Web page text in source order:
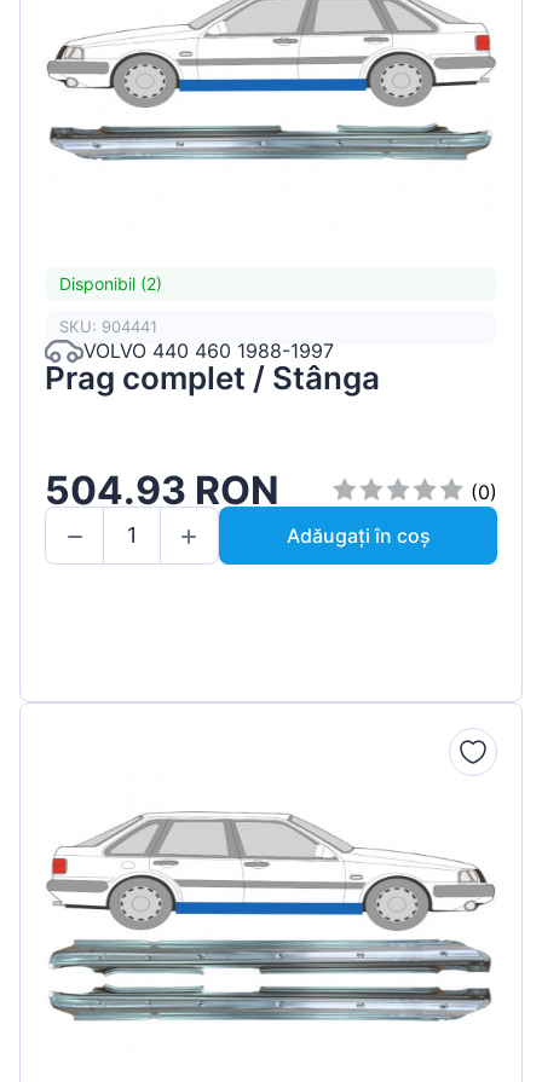
Disponibil (2)
SKU: 904441
VOLVO 440 460 1988-1997
Prag complet / Stânga
504.93 RON
(0)
Adăugați în coș